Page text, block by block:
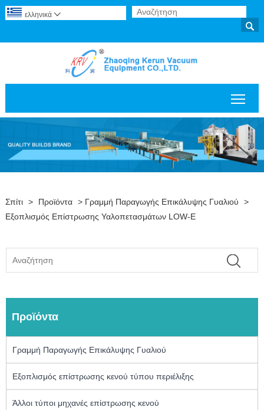

ελληνικά 
Σπίτι > Προϊόντα > Γραμμή Παραγωγής Επικάλυψης Γυαλιού
>
Εξοπλισμός Επίστρωσης Υαλοπετασμάτων LOW-E
Προϊόντα
Γραμμή Παραγωγής Επικάλυψης Γυαλιού
Εξοπλισμός επίστρωσης κενού τύπου περιέλιξης
Άλλοι τύποι μηχανές επίστρωσης κενού